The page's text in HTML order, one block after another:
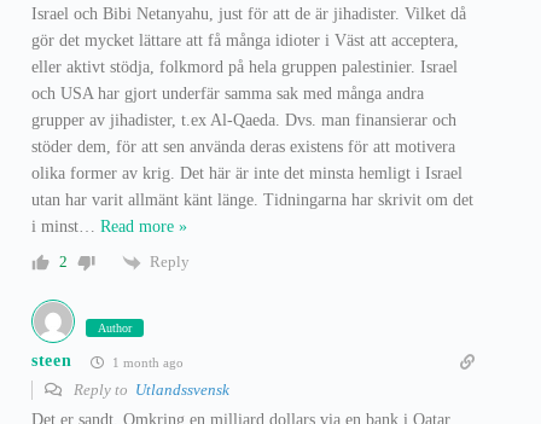
Israel och Bibi Netanyahu, just för att de är jihadister. Vilket då
gör det mycket lättare att få många idioter i Väst att acceptera,
eller aktivt stödja, folkmord på hela gruppen palestinier. Israel
och USA har gjort underfär samma sak med många andra
grupper av jihadister, t.ex Al-Qaeda. Dvs. man finansierar och
stöder dem, för att sen använda deras existens för att motivera
olika former av krig. Det här är inte det minsta hemligt i Israel
utan har varit allmänt känt länge. Tidningarna har skrivit om det
i minst
Read more »
2
Reply
Author
steen 1 month ago
Reply to Utlandssvensk
Det er sandt. Omkring en milliard dollars via en bank i Qatar